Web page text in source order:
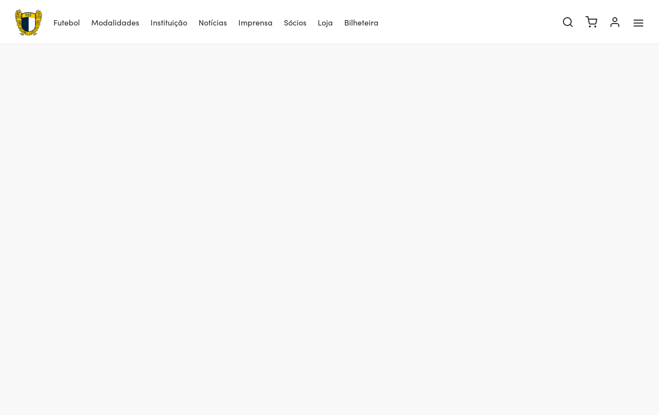
Futebol Modalidades Instituição Notícias Imprensa Sócios Loja Bilheteira